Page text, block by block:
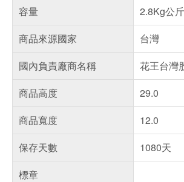
容量
2.8Kg公斤
商品來源國家
台灣
國內負責廠商名稱
花王台灣
商品高度
29.0
商品寬度
12.0
保存天數
1080天
標章